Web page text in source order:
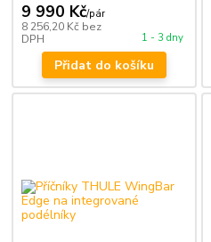
9 990 Kč/pár
8 256,20 Kč bez
DPH
1 - 3 dny
Přidat do košíku